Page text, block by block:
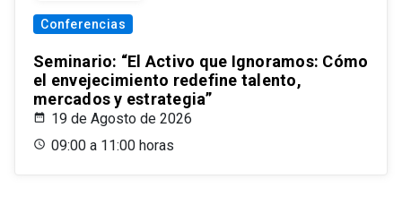
Conferencias
Seminario: “El Activo que Ignoramos: Cómo
el envejecimiento redefine talento,
mercados y estrategia”
19 de Agosto de 2026
09:00 a 11:00 horas